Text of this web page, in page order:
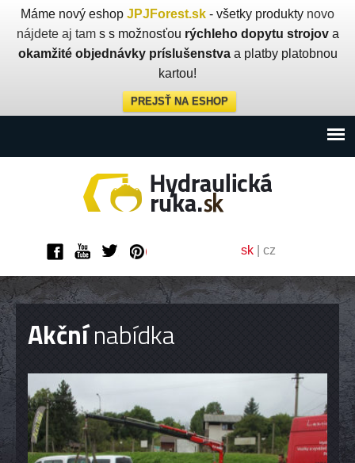
Máme nový eshop JPJForest.sk - všetky produkty novo
nájdete aj tams s možnosťou rýchleho dopytu strojova
okamžité objednávky príslušenstvaa platby platobnou
kartou!
PREJSŤ NA ESHOP
sk cz
Akčnínabídka